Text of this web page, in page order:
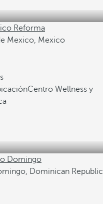
Reforma
Mexico, Mexico
Centro Wellness y
Domingo
Dominican Republic